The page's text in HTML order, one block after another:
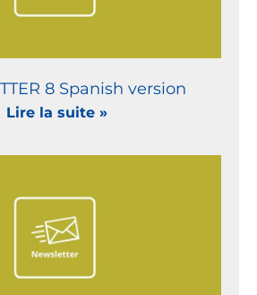
8 Spanish version
Lire la suite »